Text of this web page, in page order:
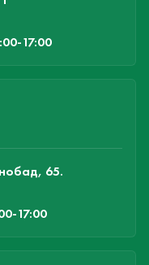
17:00
65.
17:00